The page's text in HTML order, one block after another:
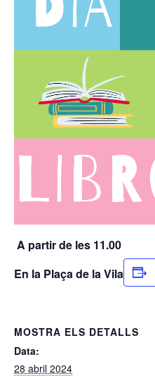
A partir de les 11.00
En la Plaça de la Vila
MOSTRA ELS DETALLS
Data:
28 abril 2024